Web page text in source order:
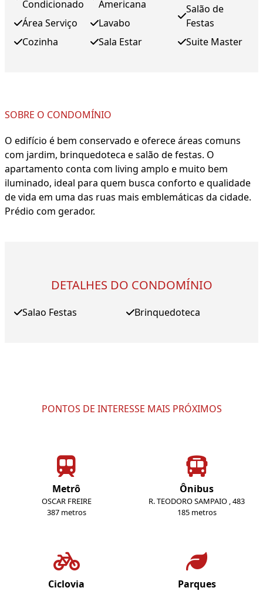
Condicionado
Área Serviço
Cozinha
Americana
Lavabo
Sala Estar
Salão de
Festas
Suite Master
SOBRE O CONDOMÍNIO
O edifício é bem conservado e oferece áreas comuns
com jardim, brinquedoteca e salão de festas. O
apartamento conta com living amplo e muito bem
iluminado, ideal para quem busca conforto e qualidade
de vida em uma das ruas mais emblemáticas da cidade.
Prédio com gerador.
DETALHES DO CONDOMÍNIO
Salao Festas Brinquedoteca
PONTOS DE INTERESSE MAIS PRÓXIMOS
Metrô
OSCAR FREIRE
387 metros
Ônibus
R. TEODORO SAMPAIO , 483
185 metros
Ciclovia Parques